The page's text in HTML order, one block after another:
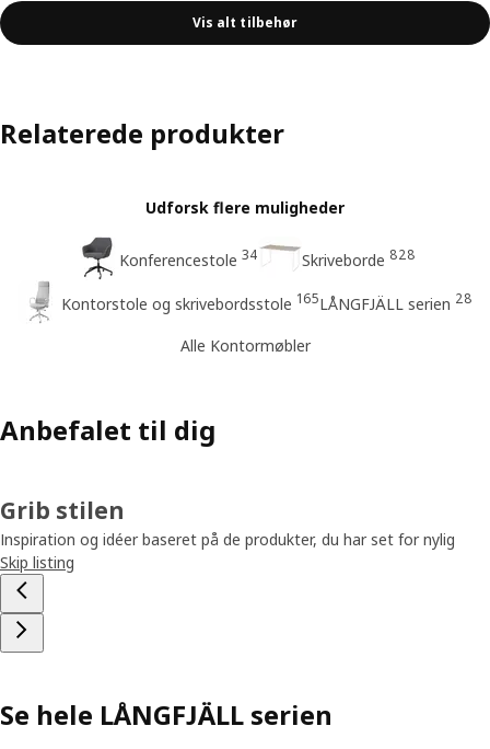
Vis alt tilbehør
Relaterede produkter
Udforsk flere muligheder
Konferencestole 34 Skriveborde 828
Kontorstole og skrivebordsstole 165LÅNGFJÄLL serien 28
Alle Kontormøbler
Anbefalet til dig
Grib stilen
Inspiration og idéer baseret på de produkter, du har set for nylig
Skip listing
Se hele LÅNGFJÄLL serien